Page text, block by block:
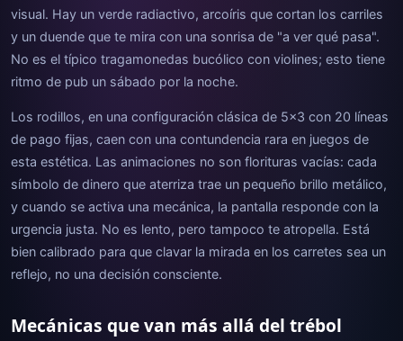
visual. Hay un verde radiactivo, arcoíris que cortan los carriles
y un duende que te mira con una sonrisa de "a ver qué pasa".
No es el típico tragamonedas bucólico con violines; esto tiene
ritmo de pub un sábado por la noche.
Los rodillos, en una configuración clásica de 5x3 con 20 líneas
de pago fijas, caen con una contundencia rara en juegos de
esta estética. Las animaciones no son florituras vacías: cada
símbolo de dinero que aterriza trae un pequeño brillo metálico,
y cuando se activa una mecánica, la pantalla responde con la
urgencia justa. No es lento, pero tampoco te atropella. Está
bien calibrado para que clavar la mirada en los carretes sea un
reflejo, no una decisión consciente.
Mecánicas que van más allá del trébol